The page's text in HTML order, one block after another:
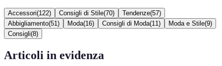
Accessori(122) Consigli di Stile(70) Tendenze(57)
Abbigliamento(51 ) Moda(16) Consigli di Moda(11 ) Moda e Stile(9)
Consigli(8)
Articoli in evidenza